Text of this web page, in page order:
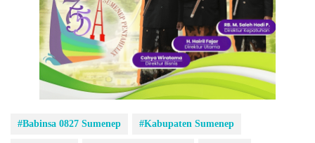
#Babinsa 0827 Sumenep #Kabupaten Sumenep